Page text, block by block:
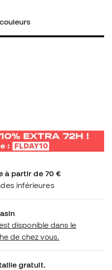
à partir de 70 €
inférieures
disponible dans le
de chez vous.
gratuit.